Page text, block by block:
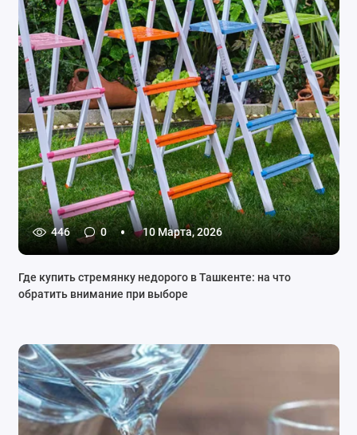
446 0 10 Марта, 2026
Где купить стремянку недорого в Ташкенте: на что
обратить внимание при выборе